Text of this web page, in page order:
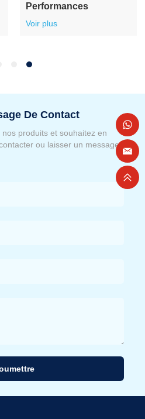
Performances
Voir plus
De Contact
produits et souhaitez en
ou laisser un message